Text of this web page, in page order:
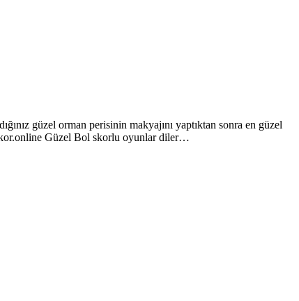
güzel orman perisinin makyajını yaptıktan sonra en güzel
Güzel Bol skorlu oyunlar diler…